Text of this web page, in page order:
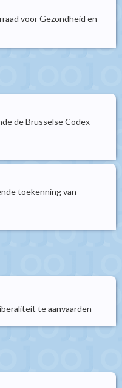
voor Gezondheid en
de Brusselse Codex
toekenning van
te aanvaarden